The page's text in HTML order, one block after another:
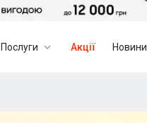
Послуги Акції Новини